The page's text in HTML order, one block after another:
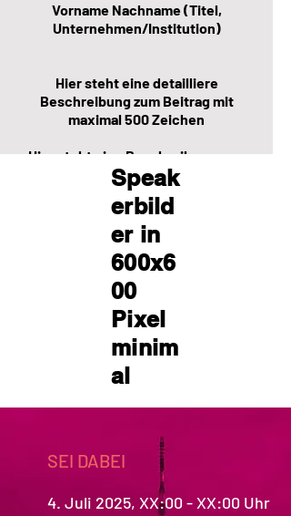
Vorname Nachname (Titel,
Unternehmen/Institution)
Hier steht eine detailliere
Beschreibung zum Beitrag mit
maximal 500 Zeichen
Hier steht eine Beschreibung zum
Speaker mit maximal 500
Zeichen.
Speak
erbild
er in
600x6
00
Pixel
minim
al
SEI DABEI
4. Juli 2025, XX:00 - XX:00 Uhr